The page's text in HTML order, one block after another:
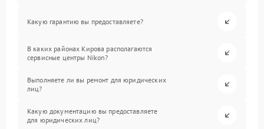
Какую гарантию вы предоставляете?
В каких районах Кирова располагаются
сервисные центры Nikon?
Выполняете ли вы ремонт для юридических
лиц?
Какую документацию вы предоставляете
для юридических лиц?